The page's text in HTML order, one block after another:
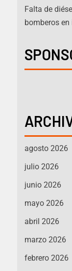
Falta de
bomberos
agosto 2026
julio 2026
junio 2026
mayo 2026
abril 2026
marzo 2026
febrero 2026